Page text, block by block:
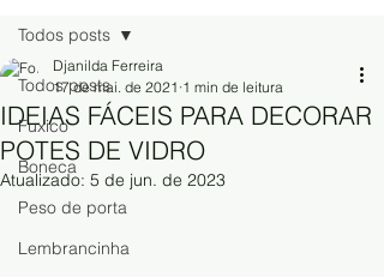
Todos posts
Fuxico
Boneca
Peso de porta
Lembrancinha
Todos posts
IDEIAS FÁCEIS PARA DECORAR
POTES DE VIDRO
Djanilda Ferreira
17 de mai. de 2021 1 min de leitura
Atualizado: 5 de jun. de 2023